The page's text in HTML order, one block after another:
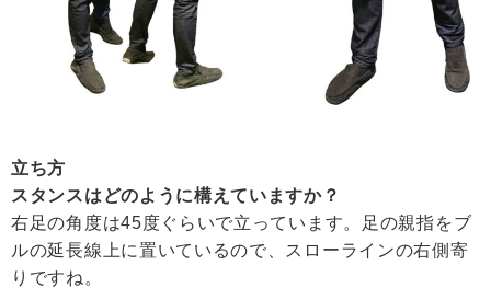
立ち方
スタンスはどのように構えていますか？
右足の角度は45度ぐらいで立っています。足の親指をブ
ルの延長線上に置いているので、スローラインの右側寄
りですね。